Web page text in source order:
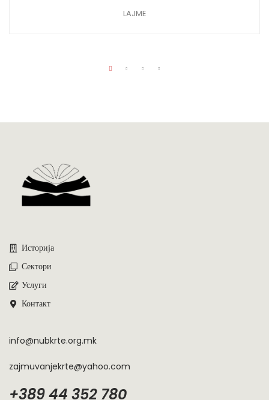
LAJME
Историја
Сектори
Услуги
Контакт
info@nubkrte.org.mk
zajmuvanjekrte@yahoo.com
+389 44 352 780